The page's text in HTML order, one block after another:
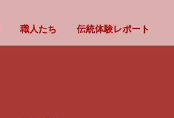
職人たち 伝統体験レポート